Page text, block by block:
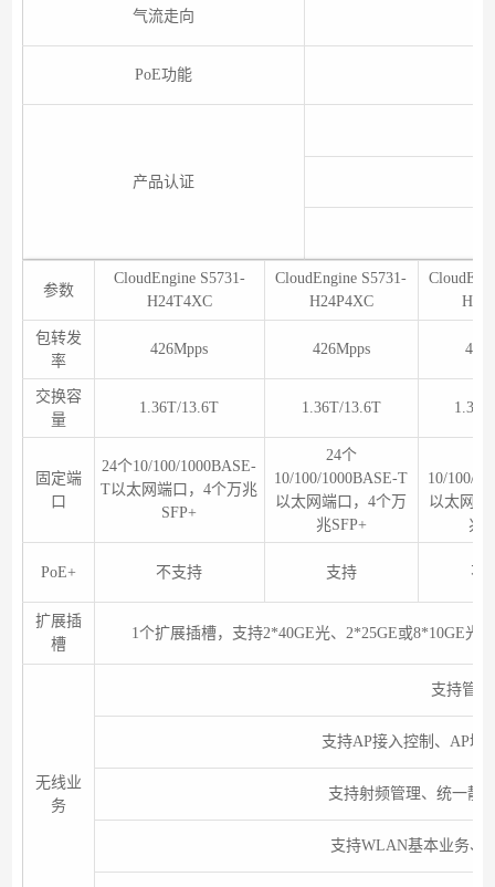
气流走向
PoE功能
产品认证
参数
CloudEngine S5731-
H24T4XC
CloudEngine S5731-
H24P4XC
包转发
率
426Mpps 426Mpps
交换容
量
1.36T/13.6T 1.36T/13.6T
固定端
口
24个10/100/1000BASE-
T以太网端口，4个万兆
SFP+
24个
10/100/1000BASE-T
以太网端口，4个万
兆SFP+
10/100/
以太网端
兆
PoE+ 不支持 支持 不
扩展插
槽
1个扩展插槽，支持2*40GE光、2*25GE或8*10GE光
无线业
务
支持管
支持AP接入控制、AP域
支持射频管理、统一静
支持WLAN基本业务、